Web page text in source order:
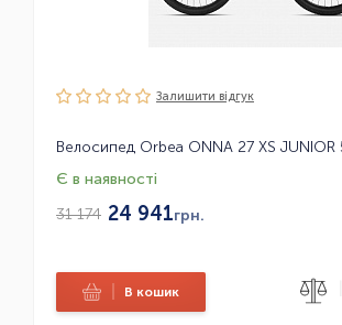
Залишити вiдгук
Велосипед Orbea ONNA 27 XS JUNIOR
Є в наявності
31 174 24 941грн.
В кошик